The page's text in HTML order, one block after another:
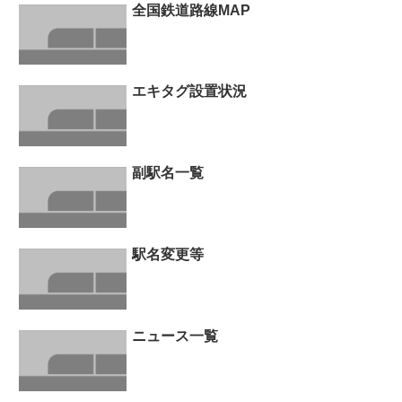
全国鉄道路線MAP
エキタグ設置状況
副駅名一覧
駅名変更等
ニュース一覧